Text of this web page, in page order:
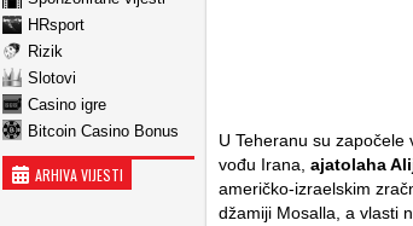
HRsport
Rizik
Slotovi
Casino igre
Bitcoin Casino Bonus
ARHIVA VIJESTI
U Teheranu su
vođu Irana, ajatolaha
američko-izraelskim
džamiji Mosalla, a vlasti